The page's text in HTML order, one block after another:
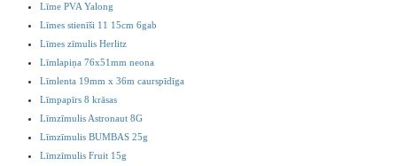
Līme PVA Yalong
Līmes stienīši 11 15cm 6gab
Līmes zīmulis Herlitz
Līmlapiņa 76x51mm neona
Līmlenta 19mm x 36m caurspīdīga
Līmpapīrs 8 krāsas
Līmzīmulis Astronaut 8G
Līmzīmulis BUMBAS 25g
Līmzīmulis Fruit 15g